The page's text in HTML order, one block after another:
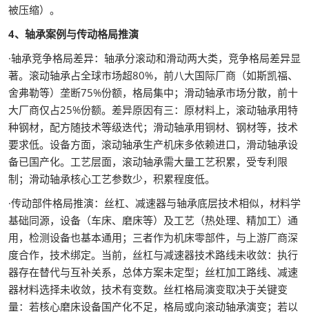
被压缩）。
4、轴承案例与传动格局推演
·轴承竞争格局差异：轴承分滚动和滑动两大类，竞争格局差异显
著。滚动轴承占全球市场超80%，前八大国际厂商（如斯凯福、
舍弗勒等）垄断75%份额，格局集中；滑动轴承市场分散，前十
大厂商仅占25%份额。差异原因有三：原材料上，滚动轴承用特
种钢材，配方随技术等级迭代；滑动轴承用铜材、钢材等，技术
要求低。设备方面，滚动轴承生产机床多依赖进口，滑动轴承设
备已国产化。工艺层面，滚动轴承需大量工艺积累，受专利限
制；滑动轴承核心工艺参数少，积累程度低。
·传动部件格局推演：丝杠、减速器与轴承底层技术相似，材料学
基础同源，设备（车床、磨床等）及工艺（热处理、精加工）通
用，检测设备也基本通用；三者作为机床零部件，与上游厂商深
度合作，技术绑定。当前，丝杠与减速器技术路线未收敛：执行
器存在替代与互补关系，总体方案未定型；丝杠加工路线、减速
器材料选择未收敛，技术有变数。丝杠格局演变取决于关键变
量：若核心磨床设备国产化不足，格局或向滚动轴承演变；若以